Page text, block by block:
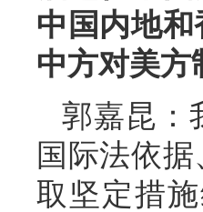
中国内地
中方对美方
郭嘉昆：
国际法依
取坚定措